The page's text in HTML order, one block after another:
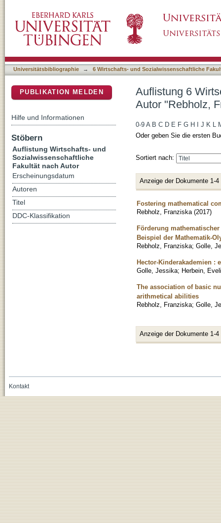
Universitätsbibliographie → 6 Wirtschafts- und Sozialwissenschaftliche
Auflistung 6
Autor "Rebholz,
0-9 A B C D E F G H J K L
Oder geben Sie die ersten
Sortiert nach:
Anzeige der Dokumente 1-4
Fostering mathematical
Rebholz, Franziska (2017)
Förderung
Beispiel der Mathematik-
Rebholz, Franziska; Golle,
Hector-Kinderakademien :
Golle, Jessika; Herbein,
The association of basic
arithmetical abilities
Rebholz, Franziska; Golle,
Anzeige der Dokumente 1-4
PUBLIKATION MELDEN
Hilfe und Informationen
Stöbern
Auflistung Wirtschafts- und
Sozialwissenschaftliche
Fakultät nach Autor
Erscheinungsdatum
Autoren
Titel
DDC-Klassifikation
Kontakt